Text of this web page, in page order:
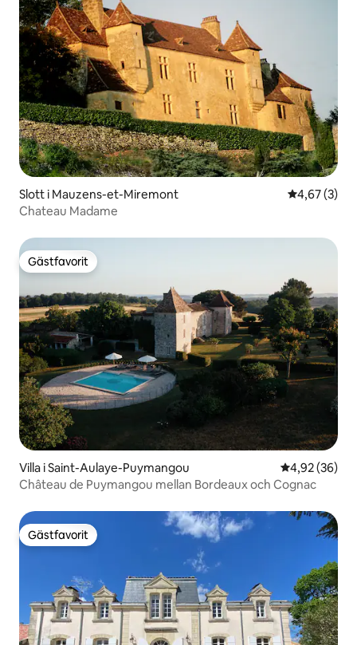
Slott i Mauzens-et-Miremont 4,67 av 5 i
4,67 (3)
Chateau Madame
Gästfavorit
Gästfavorit
Villa i Saint-Aulaye-Puymangou 4,92 av 5 i
4,92 (36)
Château de Puymangou mellan Bordeaux och Cognac
Gästfavorit
Gästfavorit